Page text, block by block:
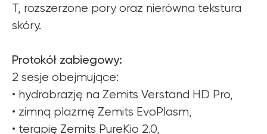
T, rozszerzone pory oraz nierówna tekstura
skóry.
Protokół zabiegowy:
2 sesje obejmujące:
• hydrabrazję na Zemits Verstand HD Pro,
• zimną plazmę Zemits EvoPlasm,
• terapię Zemits PureKio 2.0,